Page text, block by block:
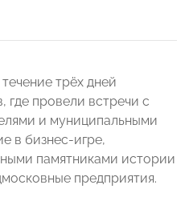
трёх дней
где провели встречи с
и муниципальными
в бизнес-игре,
памятниками истории
предприятия.